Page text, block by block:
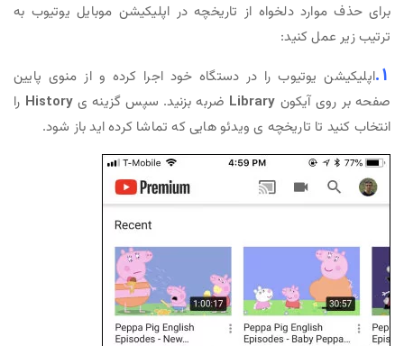
برای حذف موارد دلخواه از تاریخچه در اپلیکیشن موبایل یوتیوب به
ترتیب زیر عمل کنید:
1. اپلیکیشن یوتیوب را در دستگاه خود اجرا کرده و از منوی پایین
صفحه بر روی آیکون Library ضربه بزنید. سپس گزینه یHistory را
انتخاب کنید تا تاریخچه ی ویدئو هایی که تماشا کرده اید باز شود.